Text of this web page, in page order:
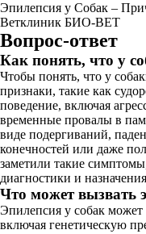
Эпилепсия у Собак –
Ветклиник БИО-ВЕТ
Вопрос-ответ
Как понять, что у
Чтобы понять, что у
признаки, такие как
поведение, включая
временные провалы в
виде подергиваний,
конечностей или даже
заметили такие
диагностики и
Что может вызвать
Эпилепсия у собак
включая генетическую